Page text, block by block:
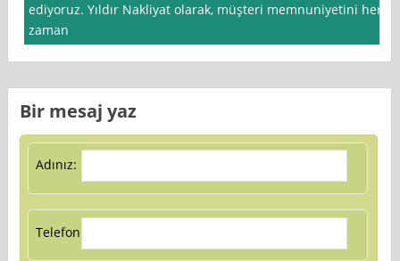
ediyoruz. Yıldır Nakliyat olarak, müşteri memnuniyetini her
zaman
Bir mesaj yaz
Adınız:
Telefon: